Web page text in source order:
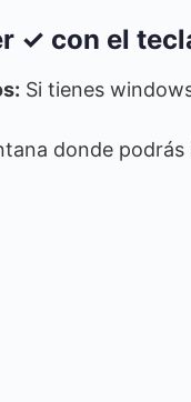
✓ con el
Si tienes
donde